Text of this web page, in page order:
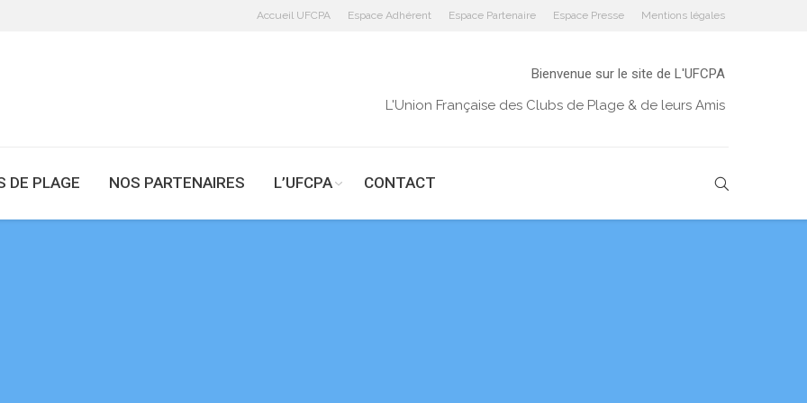
Accueil UFCPA Espace Adhérent Espace Partenaire Espace Presse Mentions légales
Bienvenue sur le site de L'UFCPA
L'Union Française des Clubs de Plage & de leurs Amis
DE PLAGE NOS PARTENAIRES L’UFCPA CONTACT